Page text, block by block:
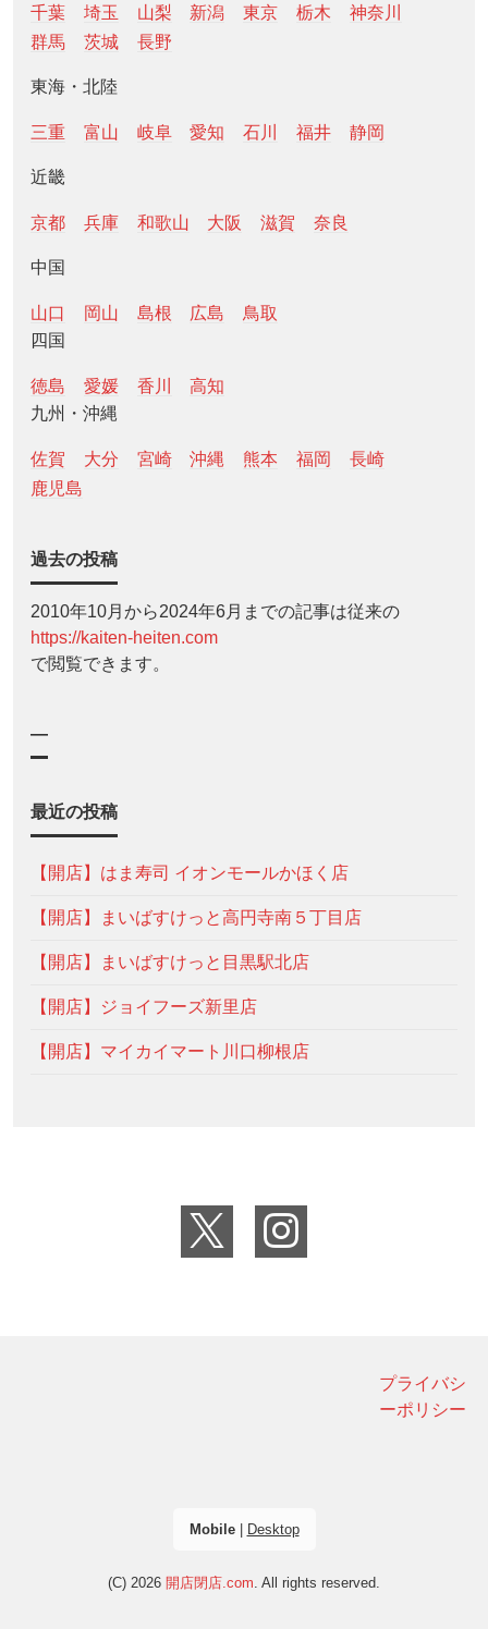
千葉 埼玉 山梨 新潟 東京 栃木
神奈川
群馬
茨城 長野
東海・北陸
三重 富山 岐阜 愛知 石川 福井 静岡
近畿
京都 兵庫 和歌山 大阪 滋賀 奈良
中国
山口 岡山 島根 広島
鳥取
四国
徳島 愛媛 香川
高知
九州・沖縄
佐賀 大分 宮崎 沖縄 熊本 福岡
長崎
鹿児島
過去の投稿
2010年10月から2024年6月までの記事は従来の
https://kaiten-heiten.com
で閲覧できます。
—
最近の投稿
【開店】はま寿司 イオンモールかほく店
【開店】まいばすけっと高円寺南５丁目店
【開店】まいばすけっと目黒駅北店
【開店】ジョイフーズ新里店
【開店】マイカイマート川口柳根店
プライバシ
ーポリシー
Mobile| Desktop
(C) 2026 開店閉店.com. All rights reserved.